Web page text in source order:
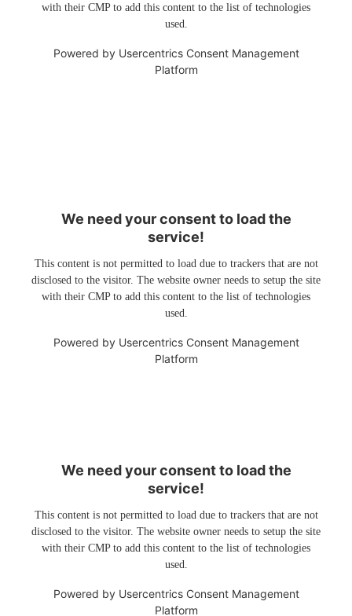
with their CMP to add this content to the list of technologies
used.
Powered by Usercentrics Consent Management
Platform
We need your consent to load the
service!
This content is not permitted to load due to trackers that are not
disclosed to the visitor. The website owner needs to setup the site
with their CMP to add this content to the list of technologies
used.
Powered by Usercentrics Consent Management
Platform
We need your consent to load the
service!
This content is not permitted to load due to trackers that are not
disclosed to the visitor. The website owner needs to setup the site
with their CMP to add this content to the list of technologies
used.
Powered by Usercentrics Consent Management
Platform